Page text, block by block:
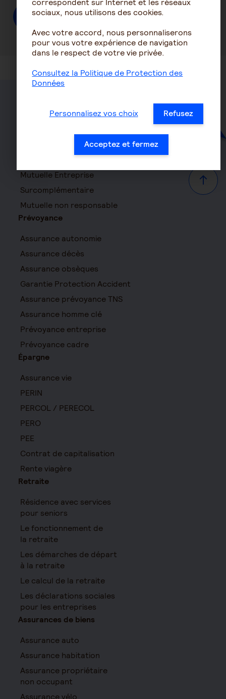
En savoir plus sur notre action sociale
Haut
Mutuelle Hospitalisation
Mutuelle Entreprise
Surcomplémentaire
Mutuelle non responsable
Prévoyance
Assurance autonomie
Assurance décès
Assurance obsèques
Garantie Protection Accident
Assurance prévoyance TNS
Assurance homme clé
Prévoyance entreprise
Prévoyance cadre
Épargne
Assurance vie
PERIN
PERCOL / PERECOL
PERO
PEE
Contrat de capitalisation
Rente viagère
Retraite
Résidence avec services
pour seniors
Le fonctionnement de
la retraite
Les démarches de départ
à la retraite
Le calcul de la retraite
Les déclarations sociales
pour les entreprises
Assurances de biens
Assurance auto
Assurance habitation
Assurance propriétaire
non occupant
Assurance vélo
sociaux, nous utilisons des cookies.
Avec votre accord, nous personnaliserons
pour vous votre expérience de navigation
dans le respect de votre vie privée.
Consultez la Politique de Protection des
Données
Personnalisez vos choix Refusez
Acceptez et fermez